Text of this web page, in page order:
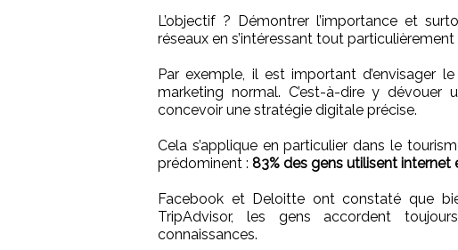
L’objectif ? Démontrer l’importance et
réseaux en s’intéressant tout
Par exemple, il est important d’envisager
marketing normal. C’est-à-dire y
concevoir une stratégie digitale précise.
Cela s’applique en particulier dans le
prédominent : 83% des gens utilisent internet
Facebook et Deloitte ont constaté que
TripAdvisor, les gens accordent
connaissances.